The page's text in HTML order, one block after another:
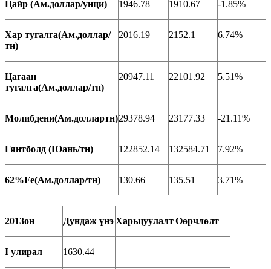
Цайр (Ам.доллар/унци) 1946.78 1910.67 -1.85%
Хар тугалга(Ам.доллар/
тн)
2016.19 2152.1 6.74%
Цагаан
тугалга(Ам.доллар/тн)
20947.11 22101.92 5.51%
Молибдени(Ам.доллартн)29378.94 23177.33 -21.11%
Гянтболд (Юань/тн) 122852.14 132584.71 7.92%
62%Fe(Ам.доллар/тн) 130.66 135.51 3.71%
2013он Дундаж үнэХарьцуулалтӨөрчлөлт
I улирал 1630.44